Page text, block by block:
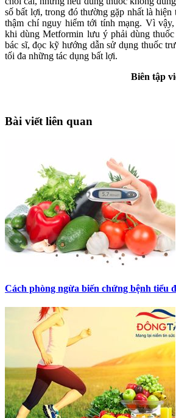
số bất lợi, trong đó thường gặp nhất là hiện
thậm chí nguy hiểm tới tính mạng. Vì
khi dùng Metformin lưu ý phải dùng
bác sĩ, đọc kỹ hướng dẫn sử dụng thuốc
tối đa những tác dụng bất lợi.
Biên tập
Bài viết liên quan
Cách phòng ngừa biến chứng bệnh tiểu